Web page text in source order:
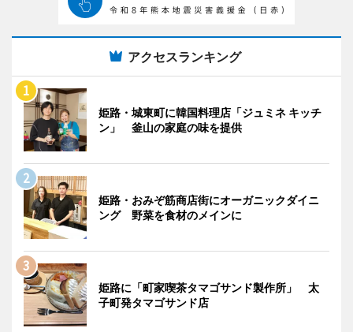
アクセスランキング
姫路・城東町に韓国料理店「ジュミネ キッチ
ン」 釜山の家庭の味を提供
姫路・おみぞ筋商店街にオーガニックダイニ
ング 野菜を食材のメインに
姫路に「町家喫茶タマゴサンド製作所」 太
子町発タマゴサンド店